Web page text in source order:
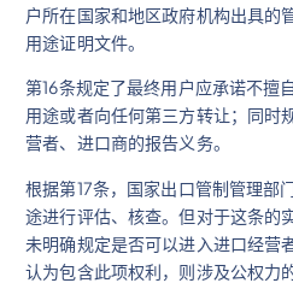
户所在国家和地区政府机构出具的
用途证明文件。
第16条规定了最终用户应承诺不擅
用途或者向任何第三方转让；同时
营者、进口商的报告义务。
根据第17条，国家出口管制管理部
途进行评估、核查。但对于这条的
未明确规定是否可以进入进口经营
认为包含此项权利，则涉及公权力